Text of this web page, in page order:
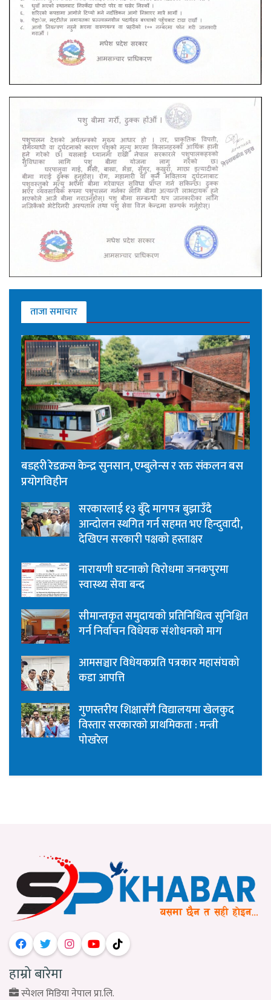
ताजा समाचार
बडहरी रेडक्रस केन्द्र सुनसान, एम्बुलेन्स र रक्त संकलन बस
प्रयोगविहीन
सरकारलाई १३ बुँदे मागपत्र बुझाउँदै
आन्दोलन स्थगित गर्न सहमत भए हिन्दुवादी,
देखिएन सरकारी पक्षको हस्ताक्षर
नारायणी घटनाको विरोधमा जनकपुरमा
स्वास्थ्य सेवा बन्द
सीमान्तकृत समुदायको प्रतिनिधित्व सुनिश्चित
गर्न निर्वाचन विधेयक संशोधनको माग
आमसञ्चार विधेयकप्रति पत्रकार महासंघको
कडा आपत्ति
गुणस्तरीय शिक्षासँगै विद्यालयमा खेलकुद
विस्तार सरकारको प्राथमिकता : मन्त्री
पोखरेल
हाम्रो बारेमा
स्पेशल मिडिया नेपाल प्रा.लि.